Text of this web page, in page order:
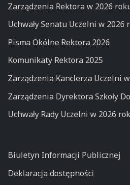
Zarządzenia Rektora w 2026
Uchwały Senatu Uczelni w 2026
Pisma Okólne Rektora 2026
Komunikaty Rektora 2025
Zarządzenia Kanclerza Uczelni
Zarządzenia Dyrektora Szkoły
Uchwały Rady Uczelni w 2026
Biuletyn Informacji Publicznej
Deklaracja dostępności